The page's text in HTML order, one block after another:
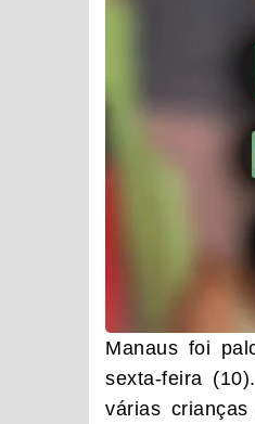
Manaus foi
sexta-feira
várias